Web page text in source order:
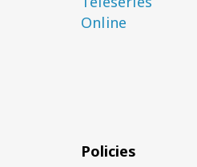
Online
Policies